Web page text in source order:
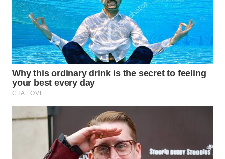
WN
BINJAI
WN
CIREBON
WN
INDRAMAYU
WN
KUNINGAN
WN